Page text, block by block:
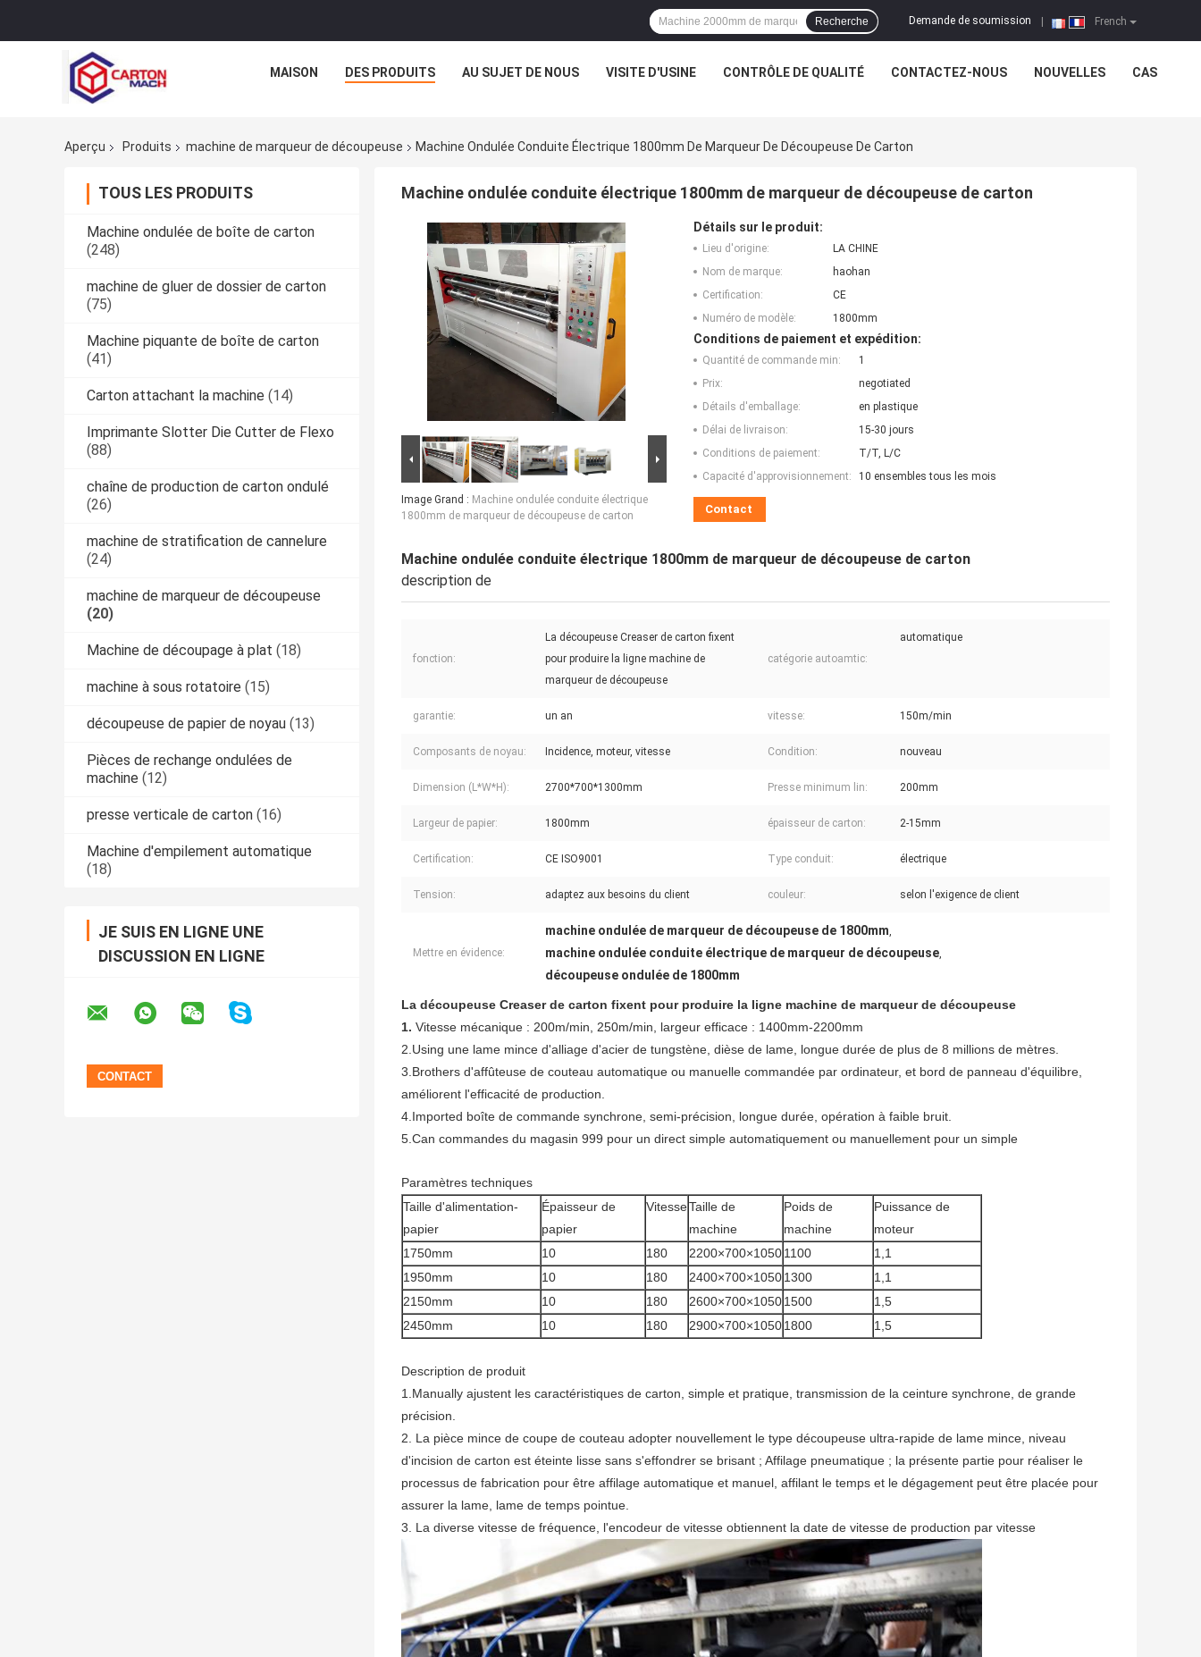
French
Demande de soumission
Recherche
MAISON DES PRODUITS AU SUJET DE NOUS VISITE D'USINE CONTRÔLE DE QUALITÉ CONTACTEZ-NOUS NOUVELLES CAS
Aperçu Produits machine de marqueur de découpeuse Machine Ondulée Conduite Électrique 1800mm De Marqueur De Découpeuse De Carton
TOUS LES PRODUITS
Machine ondulée de boîte de carton
(248)
machine de gluer de dossier de carton
(75)
Machine piquante de boîte de carton
(41)
Carton attachant la machine (14)
Imprimante Slotter Die Cutter de Flexo
(88)
chaîne de production de carton ondulé
(26)
machine de stratification de cannelure
(24)
machine de marqueur de découpeuse
(20)
Machine de découpage à plat (18)
machine à sous rotatoire (15)
découpeuse de papier de noyau (13)
Pièces de rechange ondulées de
machine (12)
presse verticale de carton (16)
Machine d'empilement automatique
(18)
JE SUIS EN LIGNE UNE
DISCUSSION EN LIGNE
Machine ondulée conduite électrique 1800mm de marqueur de découpeuse de carton
Image Grand : Machine ondulée conduite électrique
1800mm de marqueur de découpeuse de carton
Détails sur le produit:
Lieu d'origine:
LA CHINE
Nom de marque:
haohan
Certification:
CE
Numéro de modèle:
1800mm
Conditions de paiement et expédition:
Quantité de commande min:
1
Prix:
negotiated
Détails d'emballage:
en plastique
Délai de livraison:
15-30 jours
Conditions de paiement:
T/T, L/C
Capacité d'approvisionnement:
10 ensembles tous les mois
Contact
Machine ondulée conduite électrique 1800mm de marqueur de découpeuse de carton
description de
fonction:
La découpeuse Creaser de carton fixent
pour produire la ligne machine de
marqueur de découpeuse
catégorie autoamtic:
automatique
garantie: un an vitesse: 150m/min
Composants de noyau: Incidence, moteur, vitesse Condition: nouveau
Dimension (L*W*H): 2700*700*1300mm Presse minimum lin: 200mm
Largeur de papier: 1800mm épaisseur de carton: 2-15mm
Certification: CE ISO9001 Type conduit: électrique
Tension: adaptez aux besoins du client couleur: selon l'exigence de client
Mettre en évidence:
machine ondulée de marqueur de découpeuse de 1800mm,
machine ondulée conduite électrique de marqueur de découpeuse,
découpeuse ondulée de 1800mm
La découpeuse Creaser de carton fixent pour produire la ligne machine de marqueur de découpeuse
1. Vitesse mécanique : 200m/min, 250m/min, largeur efficace : 1400mm-2200mm
2.Using une lame mince d'alliage d'acier de tungstène, dièse de lame, longue durée de plus de 8 millions de mètres.
3.Brothers d'affûteuse de couteau automatique ou manuelle commandée par ordinateur, et bord de panneau d'équilibre,
améliorent l'efficacité de production.
4.Imported boîte de commande synchrone, semi-précision, longue durée, opération à faible bruit.
5.Can commandes du magasin 999 pour un direct simple automatiquement ou manuellement pour un simple
Paramètres techniques
Taille d'alimentation-
papier
Épaisseur de
papier
VitesseTaille de
machine
Poids de
machine
Puissance de
moteur
1750mm
10 180 2200×700×10501100
1,1
1950mm
10 180 2400×700×10501300
1,1
2150mm
10 180 2600×700×10501500
1,5
2450mm
10 180 2900×700×10501800 1,5
Description de produit
1.Manually ajustent les caractéristiques de carton, simple et pratique, transmission de la ceinture synchrone, de grande
précision.
2. La pièce mince de coupe de couteau adopter nouvellement le type découpeuse ultra-rapide de lame mince, niveau
d'incision de carton est éteinte lisse sans s'effondrer se brisant ; Affilage pneumatique ; la présente partie pour réaliser le
processus de fabrication pour être affilage automatique et manuel, affilant le temps et le dégagement peut être placée pour
assurer la lame, lame de temps pointue.
3. La diverse vitesse de fréquence, l'encodeur de vitesse obtiennent la date de vitesse de production par vitesse